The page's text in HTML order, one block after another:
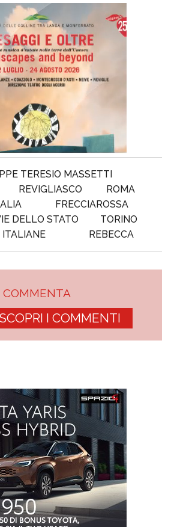
TERESIO MASSETTI
REVIGLIASCO
ROMA
FRECCIAROSSA
DELLO STATO
TORINO
ITALIANE
REBECCA
COMMENTA
I COMMENTI